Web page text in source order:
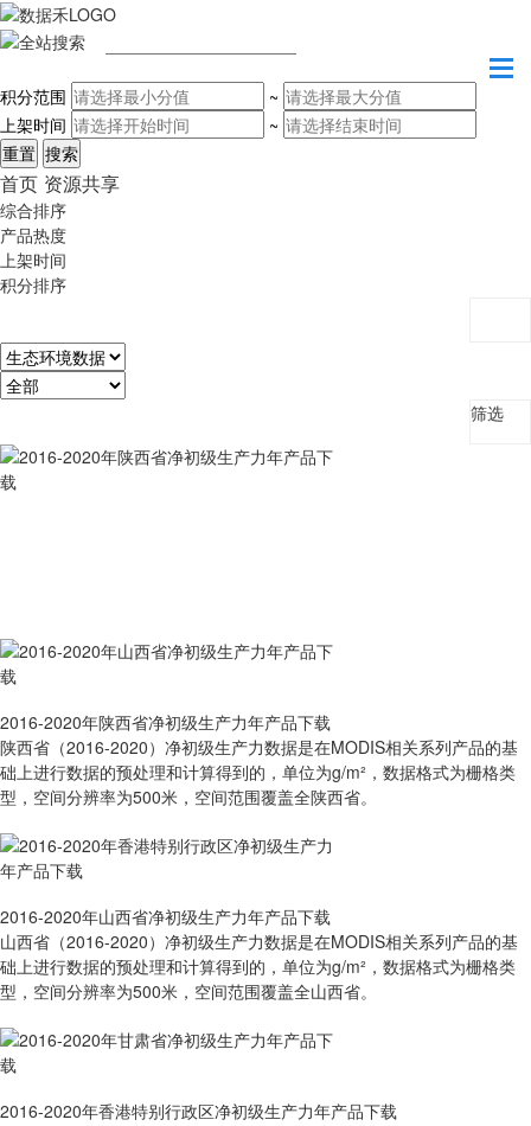
积分范围
~
上架时间
~
首页 资源共享
综合排序
产品热度
上架时间
积分排序
筛选
2016-2020年陕西省净初级生产力年产品下载
陕西省（2016-2020）净初级生产力数据是在MODIS相关系列产品的基
础上进行数据的预处理和计算得到的，单位为g/m²，数据格式为栅格类
型，空间分辨率为500米，空间范围覆盖全陕西省。
2016-2020年山西省净初级生产力年产品下载
山西省（2016-2020）净初级生产力数据是在MODIS相关系列产品的基
础上进行数据的预处理和计算得到的，单位为g/m²，数据格式为栅格类
型，空间分辨率为500米，空间范围覆盖全山西省。
2016-2020年香港特别行政区净初级生产力年产品下载